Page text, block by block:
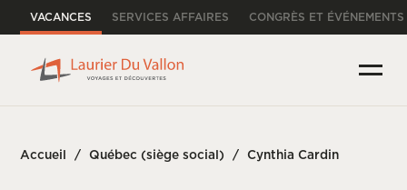
VACANCES SERVICES AFFAIRES CONGRÈS ET ÉVÉNEMENTS
Accueil / Québec (siège social) / Cynthia Cardin